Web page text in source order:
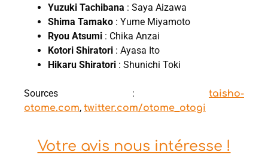
Yuzuki Tachibana : Saya Aizawa
Shima Tamako : Yume Miyamoto
Ryou Atsumi : Chika Anzai
Kotori Shiratori : Ayasa Ito
Hikaru Shiratori : Shunichi Toki
Sources : taisho-
otome.com, twitter.com/otome_otogi
Votre avis nous intéresse !